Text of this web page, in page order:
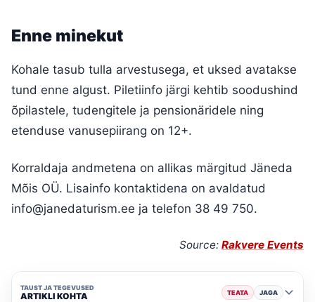
Enne minekut
Kohale tasub tulla arvestusega, et uksed avatakse
tund enne algust. Piletiinfo järgi kehtib soodushind
õpilastele, tudengitele ja pensionäridele ning
etenduse vanusepiirang on 12+.
Korraldaja andmetena on allikas märgitud Jäneda
Mõis OÜ. Lisainfo kontaktidena on avaldatud
info@janedaturism.ee ja telefon 38 49 750.
Source: Rakvere Events
TAUST JA TEGEVUSED
ARTIKLI KOHTA TEATA JAGA